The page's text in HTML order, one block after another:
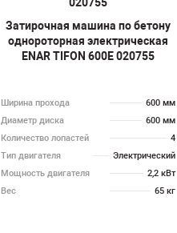
Затирочная машина по бетону
однороторная электрическая
ENAR TIFON 600E 020755
Ширина прохода
600 мм
Диаметр диска
600 мм
Количество лопастей
4
Тип двигателя
Электрический
Мощность двигателя
2,2 кВт
Вес
65 кг